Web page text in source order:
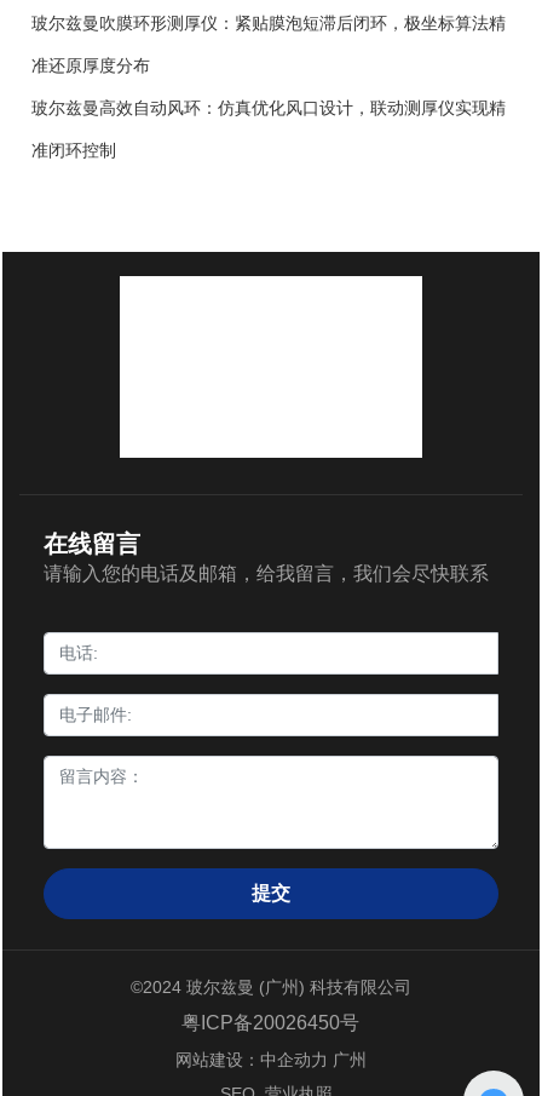
玻尔兹曼吹膜环形测厚仪：紧贴膜泡短滞后闭环，极坐标算法精
准还原厚度分布
玻尔兹曼高效自动风环：仿真优化风口设计，联动测厚仪实现精
准闭环控制
在线留言
请输入您的电话及邮箱，给我留言，我们会尽快联系
提交
©2024 玻尔兹曼 (广州) 科技有限公司
粤ICP备20026450号
网站建设：中企动力 广州